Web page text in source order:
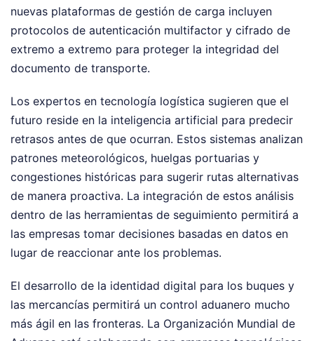
nuevas plataformas de gestión de carga incluyen
protocolos de autenticación multifactor y cifrado de
extremo a extremo para proteger la integridad del
documento de transporte.
Los expertos en tecnología logística sugieren que el
futuro reside en la inteligencia artificial para predecir
retrasos antes de que ocurran. Estos sistemas analizan
patrones meteorológicos, huelgas portuarias y
congestiones históricas para sugerir rutas alternativas
de manera proactiva. La integración de estos análisis
dentro de las herramientas de seguimiento permitirá a
las empresas tomar decisiones basadas en datos en
lugar de reaccionar ante los problemas.
El desarrollo de la identidad digital para los buques y
las mercancías permitirá un control aduanero mucho
más ágil en las fronteras. La Organización Mundial de